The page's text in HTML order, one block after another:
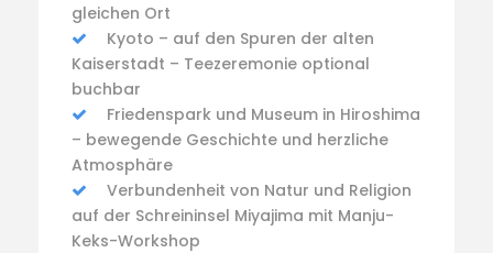
gleichen Ort
Kyoto – auf den Spuren der alten
Kaiserstadt – Teezeremonie optional
buchbar
Friedenspark und Museum in Hiroshima
– bewegende Geschichte und herzliche
Atmosphäre
Verbundenheit von Natur und Religion
auf der Schreininsel Miyajima mit Manju-
Keks-Workshop